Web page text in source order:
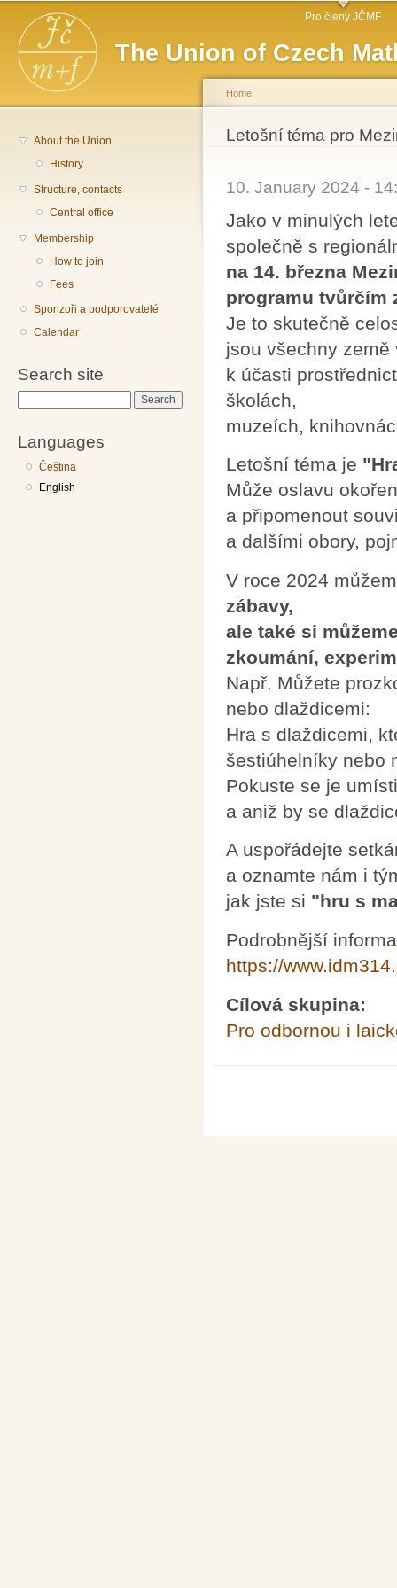
The Union of Czech
Main menu Pro členy JČMF
About the Union
History
Structure, contacts
Central office
Membership
How to join
Fees
Sponzoři a podporovatelé
Calendar
Search site
Languages
Čeština
English
You are here
Home
Letošní téma pro
10. January 2024 -
Jako v minulých
společně s
na 14. března
programu tvůrčím
Je to skutečně
jsou všechny země
k účasti
školách,
muzeích,
Letošní téma je
Může oslavu
a připomenout
a dalšími obory,
V roce 2024
zábavy,
ale také si
zkoumání,
Např. Můžete
nebo dlaždicemi:
Hra s dlaždicemi,
šestiúhelníky nebo
Pokuste se je
a aniž by se
A uspořádejte
a oznamte nám i
jak jste si "hru s
Podrobnější
https://
Cílová skupina:
Pro odbornou i